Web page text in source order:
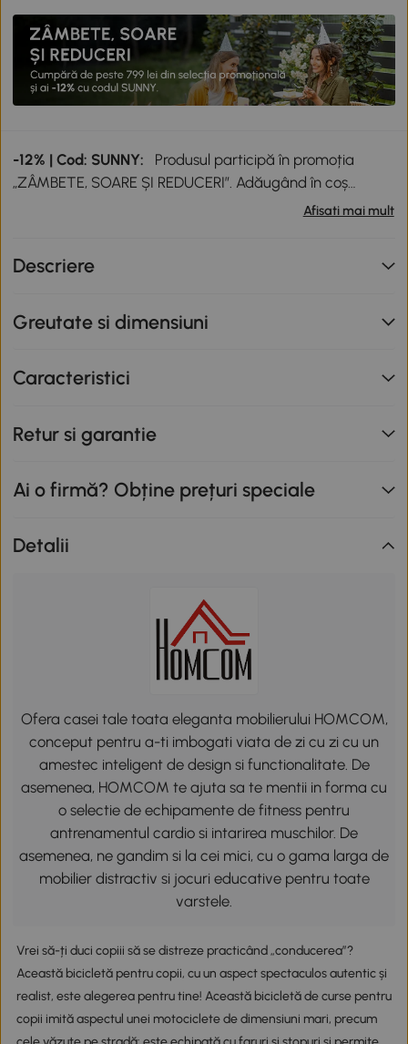
-12% | Cod: SUNNY:
Produsul participă în promoția
„ZÂMBETE, SOARE ȘI REDUCERI”. Adăugând în coș
produse participante în valoare totală de peste 799 lei,
valabilă până la data de 12.08.2026.
Afisati mai mult
Descriere
Greutate si dimensiuni
Caracteristici
Retur si garantie
Ai o firmă? Obține prețuri speciale
Detalii
Ofera casei tale toata eleganta mobilierului HOMCOM,
conceput pentru a-ti imbogati viata de zi cu zi cu un
amestec inteligent de design si functionalitate. De
asemenea, HOMCOM te ajuta sa te mentii in forma cu
o selectie de echipamente de fitness pentru
antrenamentul cardio si intarirea muschilor. De
asemenea, ne gandim si la cei mici, cu o gama larga de
mobilier distractiv si jocuri educative pentru toate
varstele.
Vrei să-ți duci copiii să se distreze practicând „conducerea”?
Această bicicletă pentru copii, cu un aspect spectaculos autentic și
realist, este alegerea pentru tine! Această bicicletă de curse pentru
copii imită aspectul unei motociclete de dimensiuni mari, precum